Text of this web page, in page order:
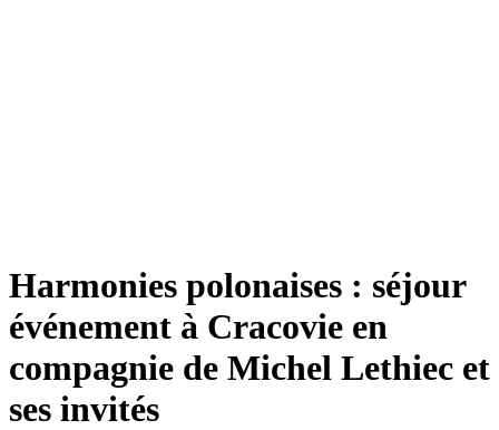
Harmonies polonaises : séjour
événement à Cracovie en
compagnie de Michel Lethiec et
ses invités